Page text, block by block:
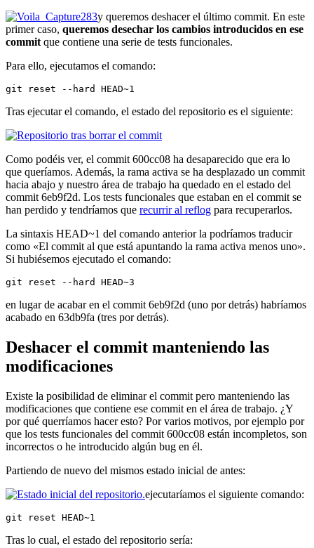
y queremos deshacer el último commit. En este
primer caso, queremos desechar los cambios introducidos en ese
commit que contiene una serie de tests funcionales.
Para ello, ejecutamos el comando:
git reset --hard HEAD~1
Tras ejecutar el comando, el estado del repositorio es el siguiente:
Como podéis ver, el commit 600cc08 ha desaparecido que era lo
que queríamos. Además, la rama activa se ha desplazado un commit
hacia abajo y nuestro área de trabajo ha quedado en el estado del
commit 6eb9f2d. Los tests funcionales que estaban en el commit se
han perdido y tendríamos que recurrir al reflog para recuperarlos.
La sintaxis HEAD~1 del comando anterior la podríamos traducir
como «El commit al que está apuntando la rama activa menos uno».
Si hubiésemos ejecutado el comando:
git reset --hard HEAD~3
en lugar de acabar en el commit 6eb9f2d (uno por detrás) habríamos
acabado en 63db9fa (tres por detrás).
Deshacer el commit manteniendo las
modificaciones
Existe la posibilidad de eliminar el commit pero manteniendo las
modificaciones que contiene ese commit en el área de trabajo. ¿Y
por qué querríamos hacer esto? Por varios motivos, por ejemplo por
que los tests funcionales del commit 600cc08 están incompletos, son
incorrectos o he introducido algún bug en él.
Partiendo de nuevo del mismos estado inicial de antes:
ejecutaríamos el siguiente comando:
git reset HEAD~1
Tras lo cual, el estado del repositorio sería: